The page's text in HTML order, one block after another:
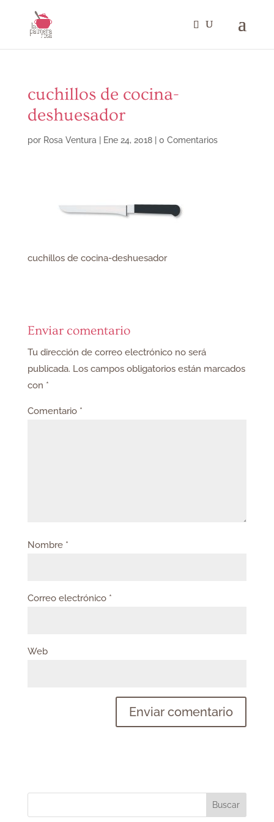
cuchillos de cocina-
deshuesador
por Rosa Ventura Ene 24, 2018| 0 Comentarios
cuchillos de cocina-deshuesador
Enviar comentario
Tu dirección de correo electrónico no será
publicada. Los campos obligatorios están marcados
con *
Comentario *
Nombre *
Correo electrónico *
Web
Buscar